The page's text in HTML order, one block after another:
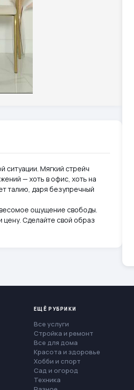
ситуации. Мягкий стрейч
— хоть в офис, хоть на
талию, даря безупречный
ощущение свободы.
Сделайте свой образ
ЕЩЁ РУБРИКИ
Все услуги
Стройка и ремонт
Все для дома
Красота и здоровье
Хобби и спорт
Сад и огород
Техника